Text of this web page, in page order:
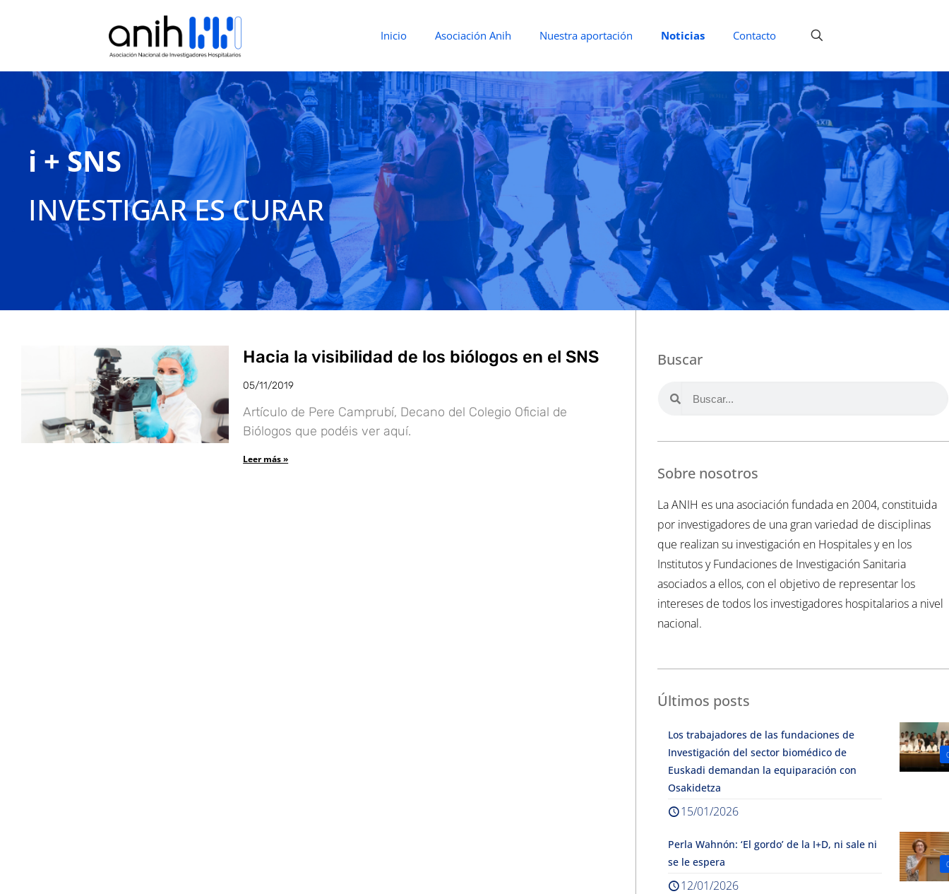
Inicio Asociación Anih Nuestra aportación Noticias Contacto
i + SNS
INVESTIGAR ES CURAR
Hacia la visibilidad de los biólogos en el SNS
05/11/2019
Artículo de Pere Camprubí, Decano del Colegio Oficial de
Biólogos que podéis ver aquí.
Leer más »
Buscar
Sobre nosotros
La ANIH es una asociación fundada en 2004, constituida
por investigadores de una gran variedad de disciplinas
que realizan su investigación en Hospitales y en los
Institutos y Fundaciones de Investigación Sanitaria
asociados a ellos, con el objetivo de representar los
intereses de todos los investigadores hospitalarios a nivel
nacional.
Últimos posts
Los trabajadores de las fundaciones de
Investigación del sector biomédico de
Euskadi demandan la equiparación con
Osakidetza
15/01/2026
Perla Wahnón: ‘El gordo’ de la I+D, ni sale ni
se le espera
12/01/2026